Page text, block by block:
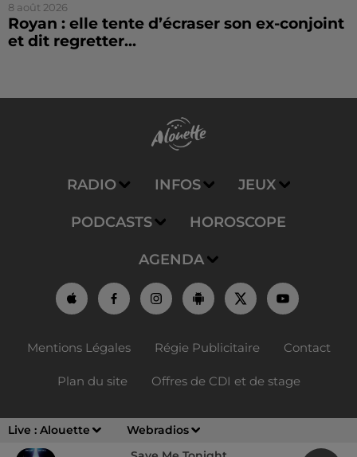
Live : Alouette
Webradios
8 août 2026
Royan : elle tente d’écraser son ex-conjoint
et dit regretter...
RADIO INFOS JEUX
PODCASTS HOROSCOPE
AGENDA
Mentions Légales Régie Publicitaire Contact
Plan du site Offres de CDI et de stage